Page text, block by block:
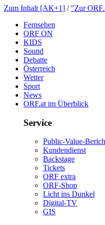
ZumInhalt[AK+1] /
Fernsehen
ORFON
KIDS
Sound
Debatte
Österreich
Wetter
Sport
News
ORF.atimÜberblick
Service
Public-Value-
Kundendienst
Backstage
Tickets
ORFextra
ORF-Shop
LichtinsDunkel
Digital-TV
GIS